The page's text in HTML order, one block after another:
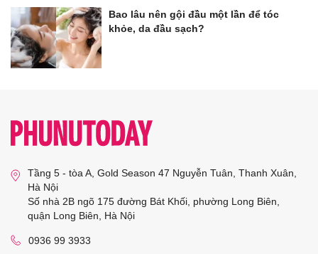
Bao lâu nên gội đầu một lần để tóc
khỏe, da đầu sạch?
Tầng 5 - tòa A, Gold Season 47 Nguyễn Tuân, Thanh Xuân,
Hà Nội
Số nhà 2B ngõ 175 đường Bát Khối, phường Long Biên,
quận Long Biên, Hà Nội
0936 99 3933